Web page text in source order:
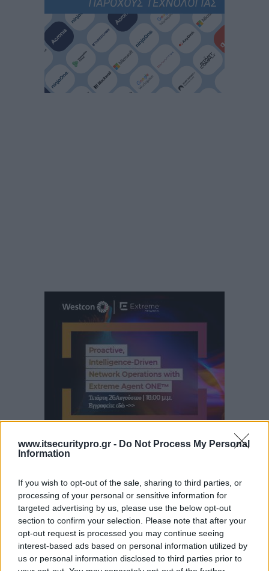
www.itsecuritypro.gr - Do Not Process My Personal
Information
If you wish to opt-out of the sale, sharing to third parties, or
processing of your personal or sensitive information for
targeted advertising by us, please use the below opt-out
section to confirm your selection. Please note that after your
opt-out request is processed you may continue seeing
interest-based ads based on personal information utilized by
us or personal information disclosed to third parties prior to